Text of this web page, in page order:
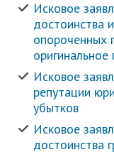
Исковое
достоинства
опороченных
Исковое
репутации
убытков
Исковое
достоинства